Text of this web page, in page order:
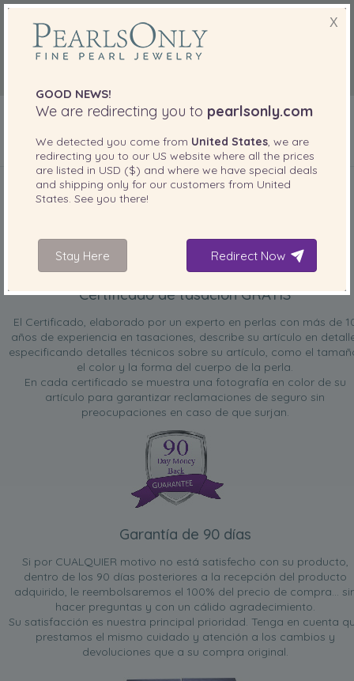
INCLUIDO CON SU PRODUCTO
Certificado de tasación GRATIS
El Certificado, elaborado por un experto en perlas con más de
años de experiencia en tasaciones, describe su artículo en
especificando detalles técnicos sobre su artículo, como el
el color y la forma del cuerpo de la perla.
En cada certificado se muestra una fotografía en color de su
artículo para garantizar reclamaciones de seguro sin
preocupaciones en caso de que surjan.
Garantía de 90 días
Si por CUALQUIER motivo no está satisfecho con su producto,
dentro de los 90 días posteriores a la recepción del producto
adquirido, le reembolsaremos el 100% del precio de compra...
hacer preguntas y con un cálido agradecimiento.
Su satisfacción es nuestra principal prioridad. Tenga en cuenta
prestamos el mismo cuidado y atención a los cambios y
devoluciones que a su compra original.
X
GOOD NEWS!
We are redirecting you to pearlsonly.com
We detected you come from United States , we are
redirecting you to our US website where all the prices
are listed in USD ($) and where we have special deals
and shipping only for our customers from United
States . See you there!
Stay Here Redirect Now